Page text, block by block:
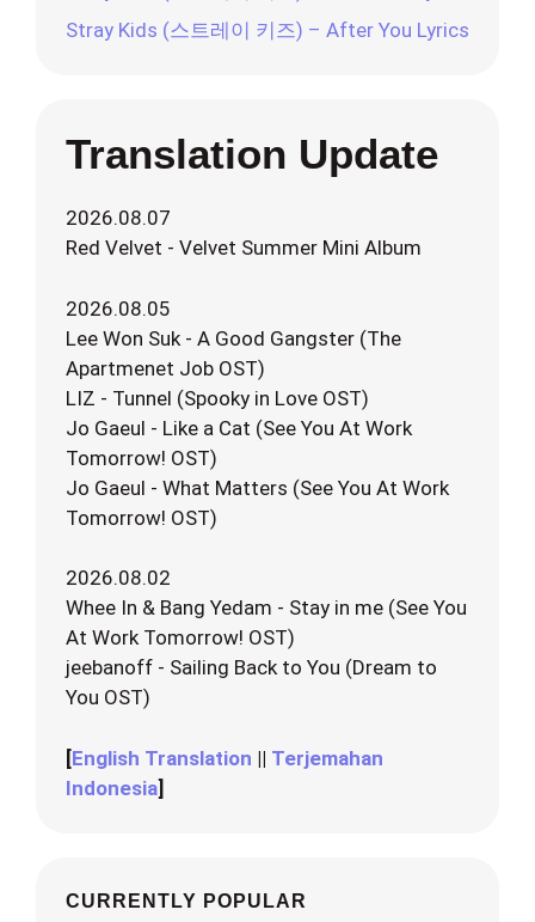
Stray Kids (스트레이 키즈) – After You Lyrics
Translation Update
2026.08.07
Red Velvet - Velvet Summer Mini Album
2026.08.05
Lee Won Suk - A Good Gangster (The
Apartmenet Job OST)
LIZ - Tunnel (Spooky in Love OST)
Jo Gaeul - Like a Cat (See You At Work
Tomorrow! OST)
Jo Gaeul - What Matters (See You At Work
Tomorrow! OST)
2026.08.02
Whee In & Bang Yedam - Stay in me (See You
At Work Tomorrow! OST)
jeebanoff - Sailing Back to You (Dream to
You OST)
[English Translation || Terjemahan
Indonesia]
CURRENTLY POPULAR